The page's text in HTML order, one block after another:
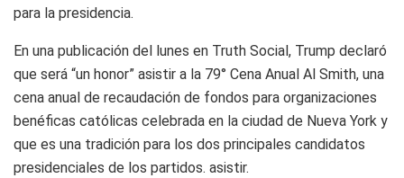
para la presidencia.
En una publicación del lunes en Truth Social, Trump declaró
que será “un honor” asistir a la 79° Cena Anual Al Smith, una
cena anual de recaudación de fondos para organizaciones
benéficas católicas celebrada en la ciudad de Nueva York y
que es una tradición para los dos principales candidatos
presidenciales de los partidos. asistir.